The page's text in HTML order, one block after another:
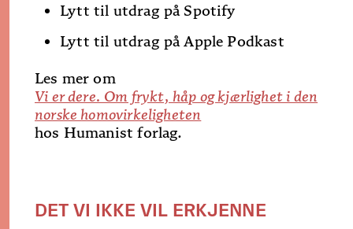
Lytt til utdrag på Spotify
Lytt til utdrag på Apple Podkast
Les mer om
Vi er dere. Om frykt, håp og kjærlighet i den
norske homovirkeligheten
hos Humanist forlag.
DET VI IKKE VIL ERKJENNE